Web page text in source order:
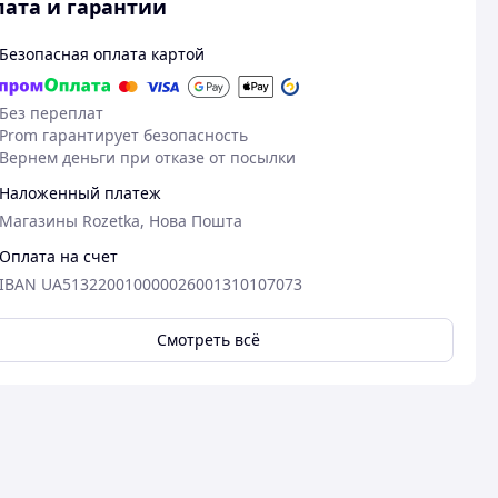
и гарантии
Безопасная оплата картой
Без переплат
Prom гарантирует безопасность
Вернем деньги при отказе от посылки
Наложенный платеж
Магазины Rozetka, Нова Пошта
Оплата на счет
IBAN UA513220010000026001310107073
Смотреть всё